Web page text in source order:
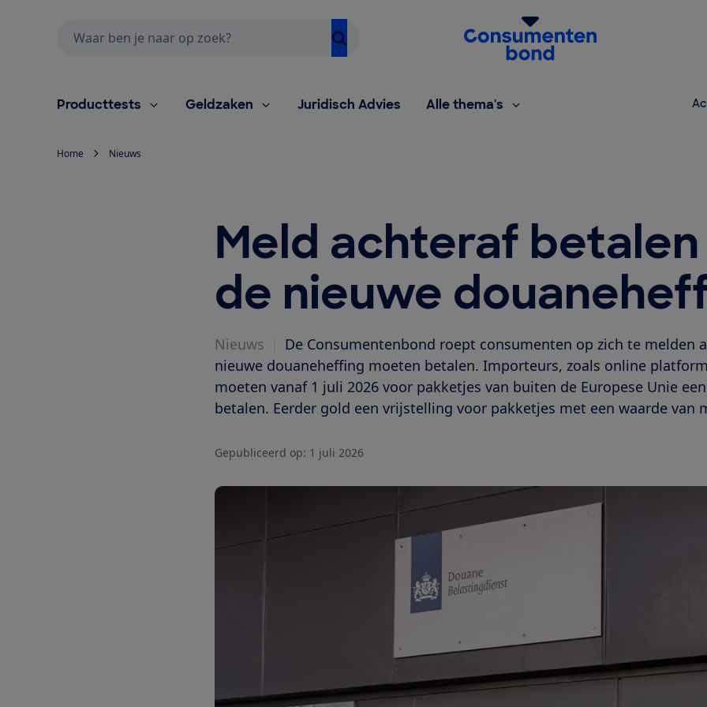
Homepage van de Consumentenbond
Producttests Geldzaken Juridisch Advies Alle thema's
Home Nieuws
Meld achteraf
de nieuwe
Nieuws
De Consumentenbond roept consumenten op zich te melden
nieuwe douaneheffing moeten betalen. Importeurs, zoals online
moeten vanaf 1 juli 2026 voor pakketjes van buiten de Europese Unie
betalen. Eerder gold een vrijstelling voor pakketjes met een waarde van
Gepubliceerd op: 1 juli 2026